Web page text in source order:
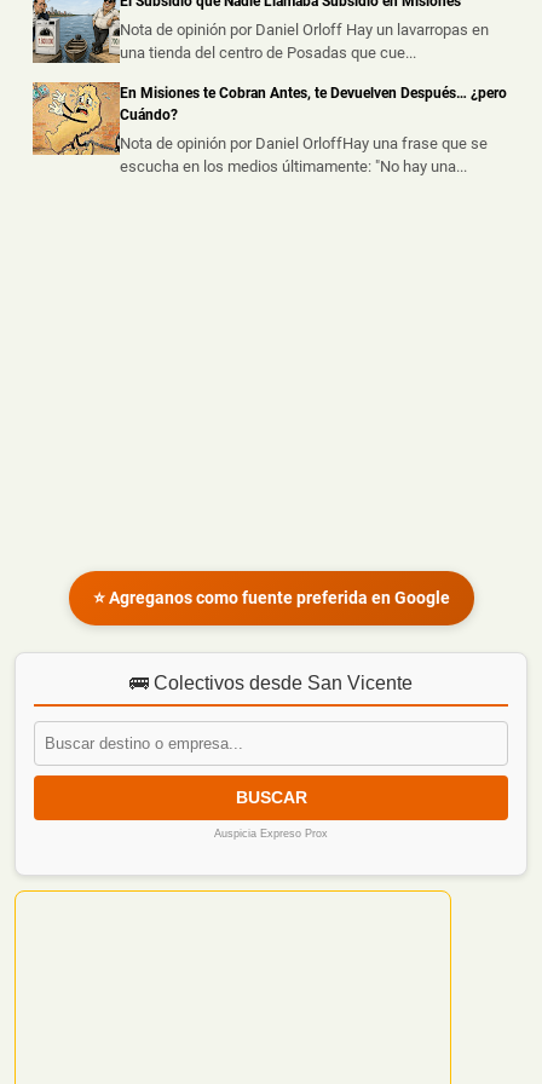
Chocó a una Moto en Posadas, dejó dos Heridos y
Escapó del Lugar
📅 6 ago 2026
Dos personas resultaron heridas luego de que un
automóvil embistiera a una motoc...
Nota de opinión por Daniel Orloff Hay un lavarropas en
una tienda del centro de Posadas que cue...
En Misiones te Cobran Antes, te Devuelven Después… ¿pero
Cuándo?
Nota de opinión por Daniel OrloffHay una frase que se
escucha en los medios últimamente: "No hay una...
⭐ Agreganos como fuente preferida en Google
🚌 Colectivos desde San Vicente
BUSCAR
Auspicia Expreso Prox